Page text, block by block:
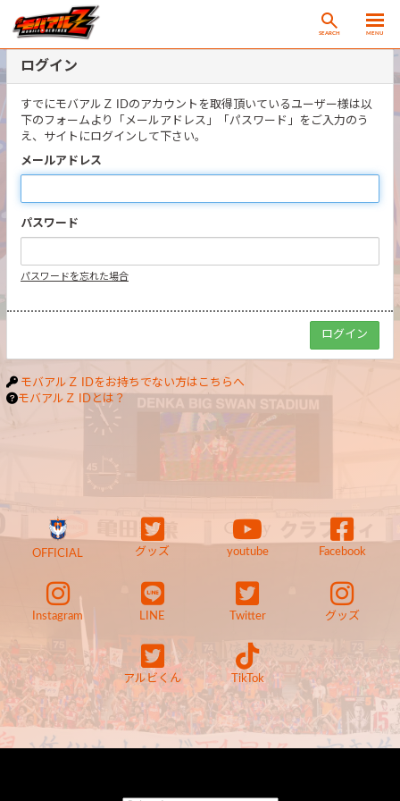
SEARCH MENU
ログイン
すでにモバアルＺ IDのアカウントを取得頂いているユーザー様は以
下のフォームより「メールアドレス」「パスワード」をご入力のう
え、サイトにログインして下さい。
メールアドレス
パスワード
パスワードを忘れた場合
モバアルＺ IDをお持ちでない方はこちらへ
モバアルＺ IDとは？
OFFICIAL グッズ youtube Facebook
Instagram LINE Twitter グッズ
アルビくん TikTok